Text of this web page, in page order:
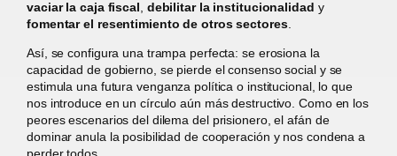
vaciar la caja fiscal debilitar la institucionalidad y
fomentar el resentimiento de otros sectores.
Así, se configura una trampa perfecta: se erosiona la
capacidad de gobierno, se pierde el consenso social y se
estimula una futura venganza política o institucional, lo que
nos introduce en un círculo aún más destructivo. Como en los
peores escenarios del dilema del prisionero, el afán de
dominar anula la posibilidad de cooperación y nos condena a